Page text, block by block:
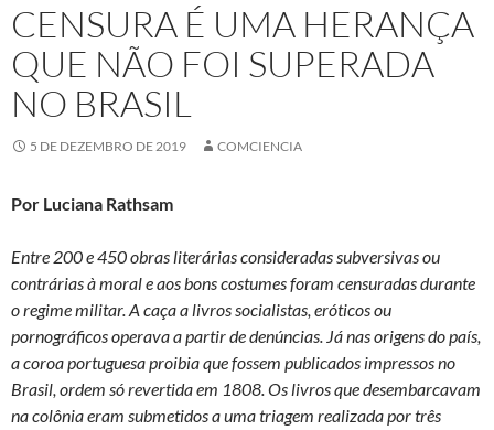
CENSURA É UMA HERANÇA
QUE NÃO FOI SUPERADA
NO BRASIL
5 DE DEZEMBRO DE 2019 COMCIENCIA
Por Luciana Rathsam
Entre 200 e 450 obras literárias consideradas subversivas ou
contrárias à moral e aos bons costumes foram censuradas durante
o regime militar. A caça a livros socialistas, eróticos ou
pornográficos operava a partir de denúncias. Já nas origens do país,
a coroa portuguesa proibia que fossem publicados impressos no
Brasil, ordem só revertida em 1808. Os livros que desembarcavam
na colônia eram submetidos a uma triagem realizada por três